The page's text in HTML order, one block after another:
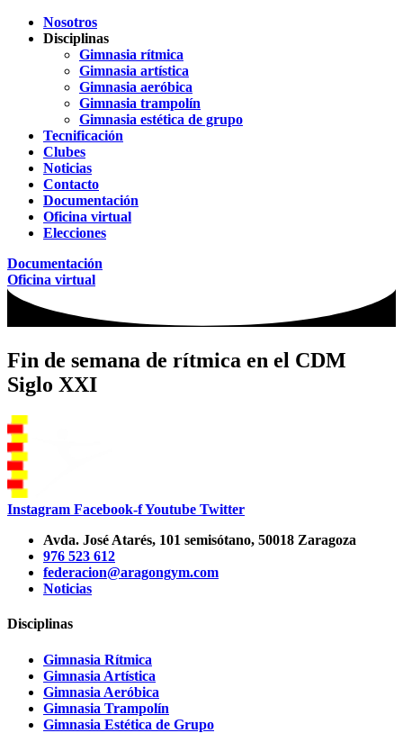
Nosotros
Disciplinas
Gimnasia rítmica
Gimnasia artística
Gimnasia aeróbica
Gimnasia trampolín
Gimnasia estética de grupo
Tecnificación
Clubes
Noticias
Contacto
Documentación
Oficina virtual
Elecciones
Documentación
Oficina virtual
Fin de semana de rítmica en el CDM
Siglo XXI
Instagram Facebook-fYoutube Twitter
Avda. José Atarés, 101 semisótano, 50018 Zaragoza
976 523 612
federacion@aragongym.com
Noticias
Disciplinas
Gimnasia Rítmica
Gimnasia Artística
Gimnasia Aeróbica
Gimnasia Trampolín
Gimnasia Estética de Grupo